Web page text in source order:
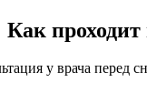
Как проходит